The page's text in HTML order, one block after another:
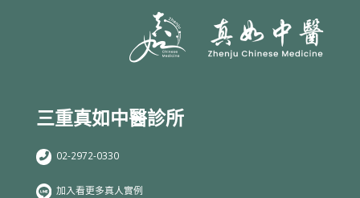
三重真如中醫診所
02-2972-0330
加入看更多真人實例